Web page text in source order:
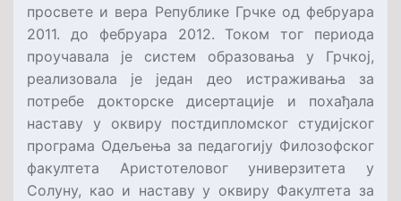
просвете и вера Републике Грчке од фебруара
2011. до фебруара 2012. Током тог периода
проучавала је систем образовања у Грчкој,
реализовала је један део истраживања за
потребе докторске дисертације и похађала
наставу у оквиру постдипломског студијског
програма Одељења за педагогију Филозофског
факултета Аристотеловог универзитета у
Солуну, као и наставу у оквиру Факултета за